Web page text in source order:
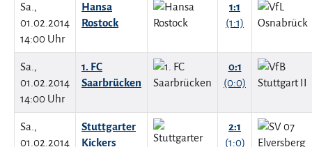
Sa.,
01.02.2014
14:00 Uhr
Hansa
Rostock
1:1
(1:1)
Sa.,
01.02.2014
14:00 Uhr
1. FC
Saarbrücken
0:1
(0:0)
Sa.,
01.02.2014
Stuttgarter
Kickers
2:1
(1:0)